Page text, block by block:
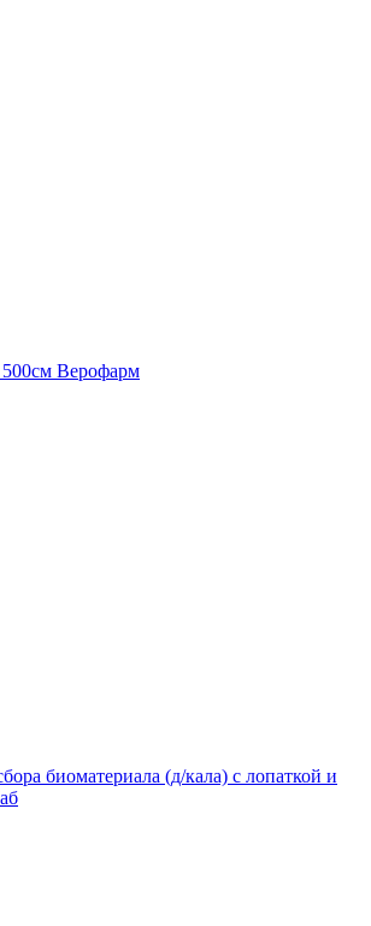
Верофарм
биоматериала (д/кала) с лопаткой и